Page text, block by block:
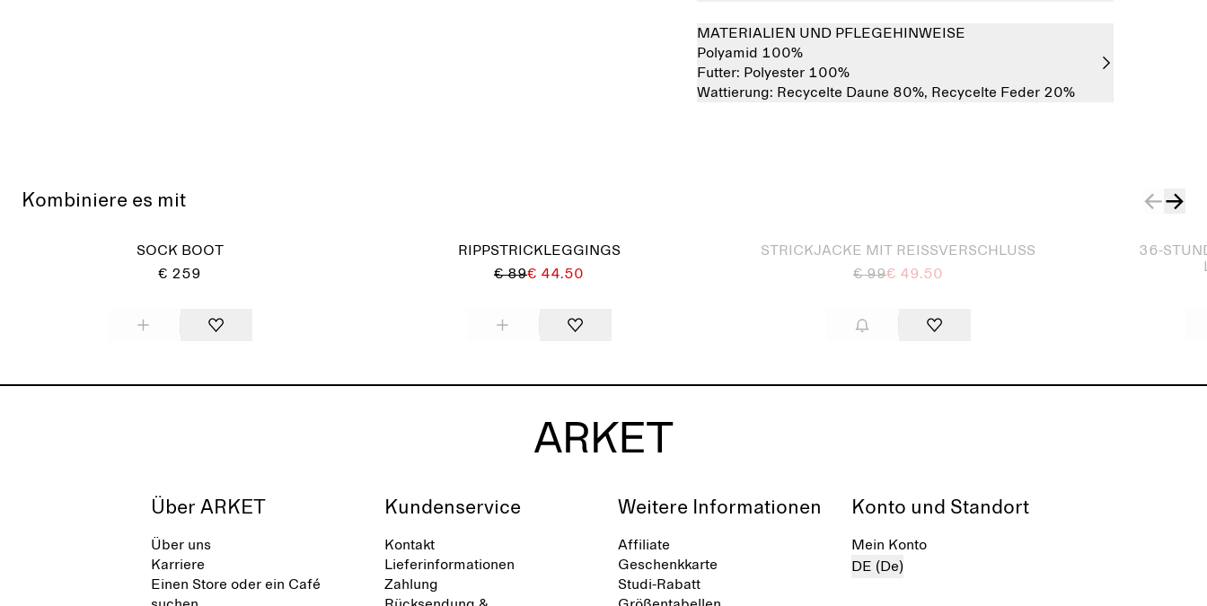
MATERIALIEN UND PFLEGEHINWEISE
Polyamid 100%
Futter: Polyester 100%
Wattierung: Recycelte Daune 80%, Recycelte Feder 20%
Kombiniere es mit
SOCK BOOT
€ 259
RIPPSTRICKLEGGINGS
€ 89€ 44.50
STRICKJACKE MIT REISSVERSCHLUSS
€ 99€ 49.50
Ausverkauft
36-
Über ARKET
Über uns
Karriere
Einen Store oder ein Café
Kundenservice
Kontakt
Lieferinformationen
Zahlung
Weitere Informationen
Affiliate
Geschenkkarte
Studi-Rabatt
Konto und Standort
Mein Konto
DE (De)